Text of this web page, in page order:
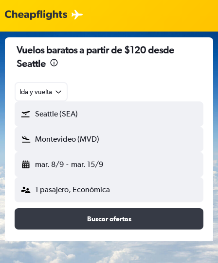
Vuelos baratos a partir de $120 desde
Seattle
Ida y vuelta
Seattle (SEA)
Montevideo (MVD)
mar. 8/9 - mar. 15/9
1 pasajero, Económica
Buscar ofertas